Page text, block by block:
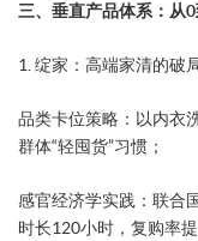
三、垂直产品体系：从
​1. 绽家：高端家清的破
品类卡位策略​：以内衣
群体“轻囤货”习惯；
感官经济学实践​：联合
时长120小时，复购率提